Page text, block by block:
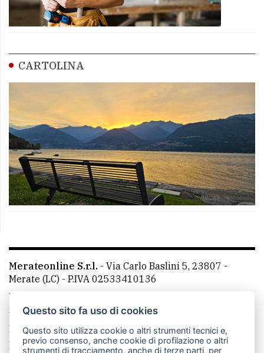
CARTOLINA
Merateonline S.r.l. - Via Carlo Baslini 5, 23807 -
Merate (LC) - P.IVA 02533410136
Telefono:
mail: redazione@leccoonline.com
La redazione
MerateOnline CasateOnline
RSS
Made by VIP
Questo sito fa uso di cookies
Questo sito utilizza cookie o altri strumenti tecnici e,
previo consenso, anche cookie di profilazione o altri
strumenti di tracciamento, anche di terze parti, per